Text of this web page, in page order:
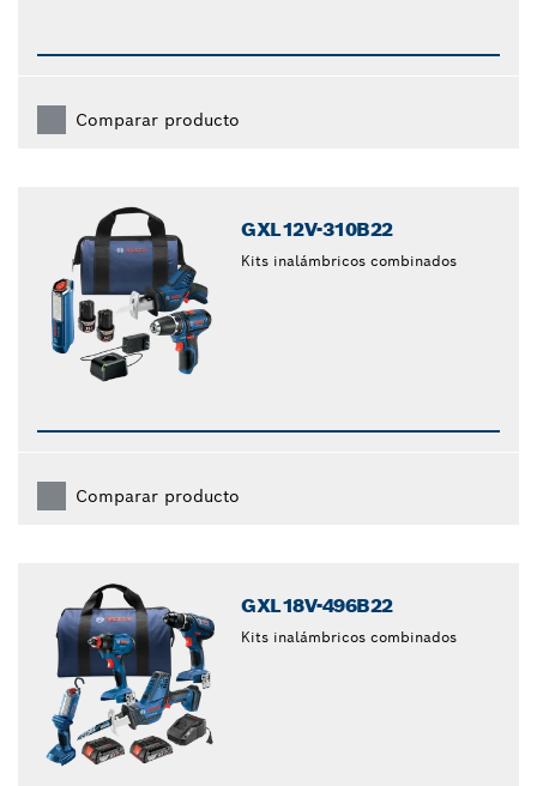
Comparar producto
GXL12V-310B22
Kits inalámbricos combinados
Comparar producto
GXL18V-496B22
Kits inalámbricos combinados